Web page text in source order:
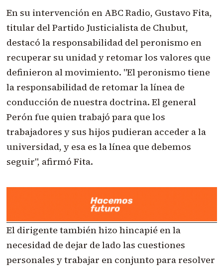
En su intervención en ABC Radio, Gustavo Fita,
titular del Partido Justicialista de Chubut,
destacó la responsabilidad del peronismo en
recuperar su unidad y retomar los valores que
definieron al movimiento. "El peronismo tiene
la responsabilidad de retomar la línea de
conducción de nuestra doctrina. El general
Perón fue quien trabajó para que los
trabajadores y sus hijos pudieran acceder a la
universidad, y esa es la línea que debemos
seguir", afirmó Fita.
El dirigente también hizo hincapié en la
necesidad de dejar de lado las cuestiones
personales y trabajar en conjunto para resolver